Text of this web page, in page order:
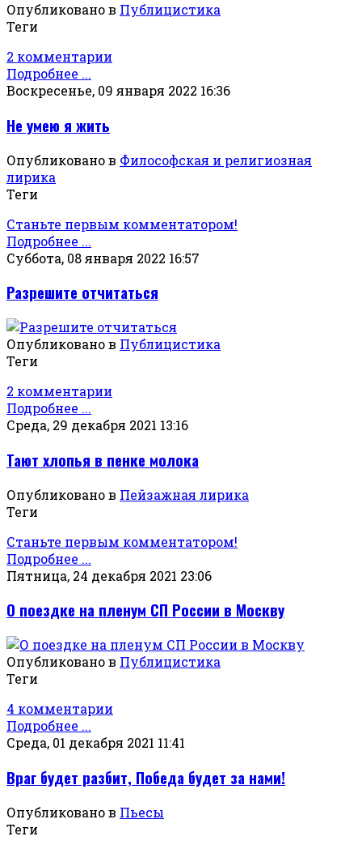
Опубликовано в Публицистика
Теги
2 комментарии
Подробнее ...
Воскресенье, 09 января 2022 16:36
Не умею я жить
Опубликовано в Философская и религиозная
лирика
Теги
Станьте первым комментатором!
Подробнее ...
Суббота, 08 января 2022 16:57
Разрешите отчитаться
Опубликовано в Публицистика
Теги
2 комментарии
Подробнее ...
Среда, 29 декабря 2021 13:16
Тают хлопья в пенке молока
Опубликовано в Пейзажная лирика
Теги
Станьте первым комментатором!
Подробнее ...
Пятница, 24 декабря 2021 23:06
О поездке на пленум СП России в Москву
Опубликовано в Публицистика
Теги
4 комментарии
Подробнее ...
Среда, 01 декабря 2021 11:41
Враг будет разбит, Победа будет за нами!
Опубликовано в Пьесы
Теги